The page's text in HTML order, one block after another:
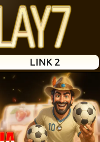
LINK 2